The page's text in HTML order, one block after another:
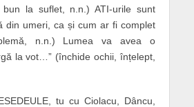
la suflet, n.n.) ATI-urile sunt
din umeri, ca și cum ar fi complet
n.n.) Lumea va avea o
la vot…” (închide ochii, înțelept,
tu cu Ciolacu, Dâncu,